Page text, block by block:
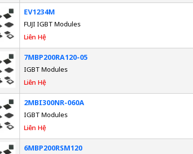
EV1234M
FUJI IGBT Modules
Liên Hệ
7MBP200RA120-05
IGBT Modules
Liên Hệ
2MBI300NR-060A
IGBT Modules
Liên Hệ
6MBP200RSM120